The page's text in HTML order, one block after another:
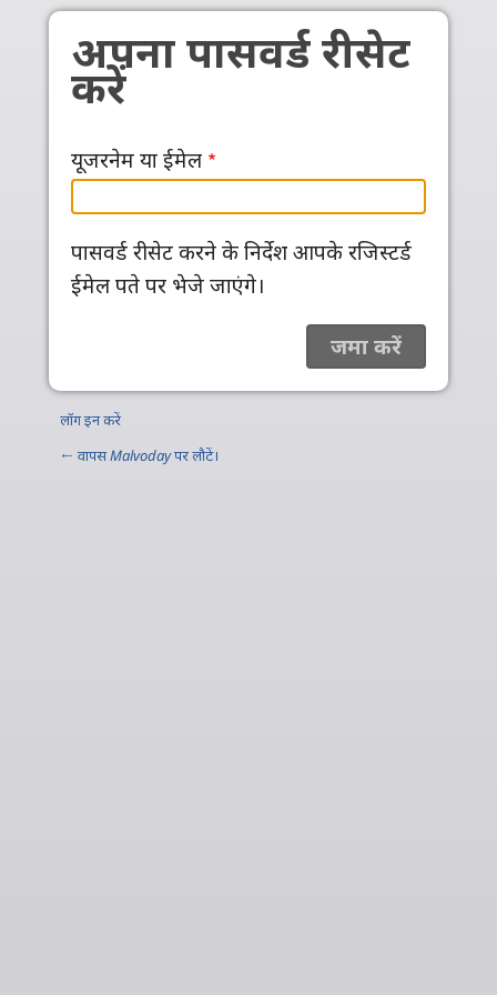
Skip to main content
अपना पासवर्ड रीसेट
करें
यूजरनेम या ईमेल
पासवर्ड रीसेट करने के निर्देश आपके रजिस्टर्ड
ईमेल पते पर भेजे जाएंगे।
लॉग इन करें
← वापसMalvodayपर लौटें।